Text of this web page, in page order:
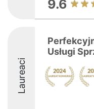
9.6
Laureaci
Usługi